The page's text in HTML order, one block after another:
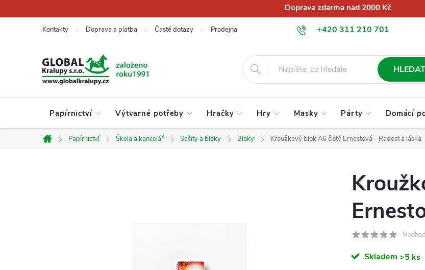
na
Doprava zdarma nad 2000 Kč
+420 311 210 701
info@globalkralupy.cz
Kontakty Doprava a platba Časté dotazy Prodejna Obchodní podmínky Podmínky ochrany
HLEDAT
Papírnictví Výtvarné potřeby Hračky Hry Masky Párty Domácí
Domů
Papírnictví Škola a kancelář Sešity a bloky Bloky Kroužkový blok A6 čistý Ernestová - Radost a láska
Skladem >5 ks